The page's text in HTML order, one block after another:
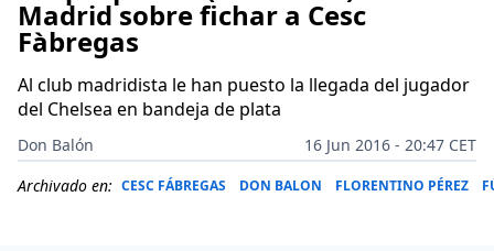
Madrid sobre fichar a Cesc
Fàbregas
Al club madridista le han puesto la llegada del jugador
del Chelsea en bandeja de plata
Don Balón
16 Jun 2016 - 20:47 CET
Archivado en: CESC FÁBREGAS DON BALON FLORENTINO PÉREZ